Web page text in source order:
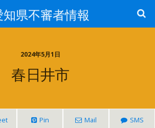
県不審者情報
2024年5月1日
春日井市
Pin Mail SMS